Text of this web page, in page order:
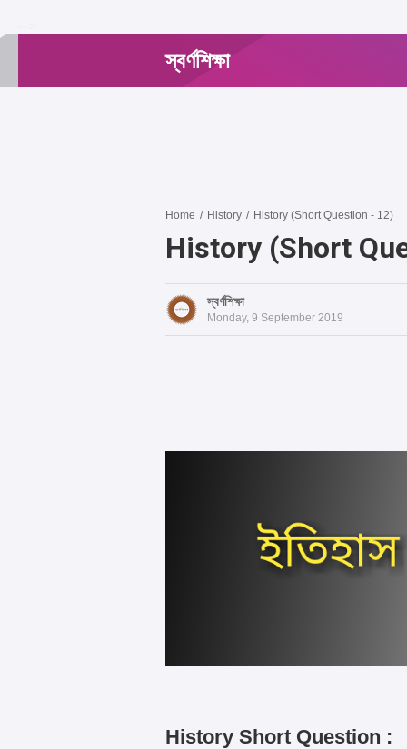
স্বর্ণশিক্ষা
Home / History / History (Short Question - 12)
History (Short
স্বর্ণশিক্ষা
Monday, 9 September 2019
History Short Question :